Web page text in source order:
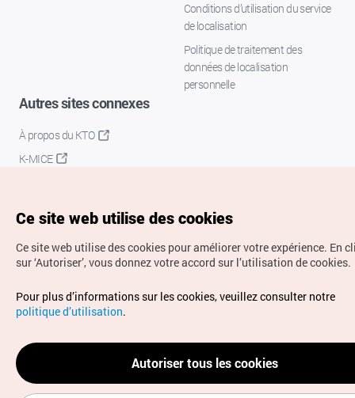
Conditions d’utilisation du service
de localisation
Politique de traitement des
données de localisation
personnelle
Autres sites connexes
À propos du KTO
K-MICE
Droits d’auteur (c) Office National du Tourisme en Corée.
Tous droits réservés.
Pour les rapports d'erreurs et demandes de renseignements,
adressez vos demandes à
info.ontc@gmail.com
Ce site web utilise des cookies
Ce site web utilise des cookies pour améliorer votre expérience. En
sur ‘Autoriser’, vous donnez votre accord sur l’utilisation de cookies.
Pour plus d’informations sur les cookies, veuillez consulter notre
politique d’utilisation.
Autoriser tous les cookies